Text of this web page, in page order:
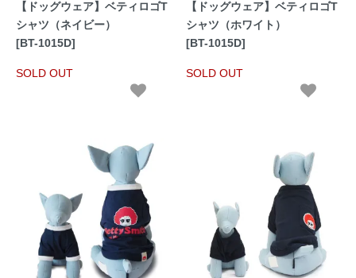
【ドッグウェア】ベティロゴT
シャツ（ネイビー）
[BT-1015D]
SOLD OUT
【ドッグウェア】ベティロゴT
シャツ（ホワイト）
[BT-1015D]
SOLD OUT